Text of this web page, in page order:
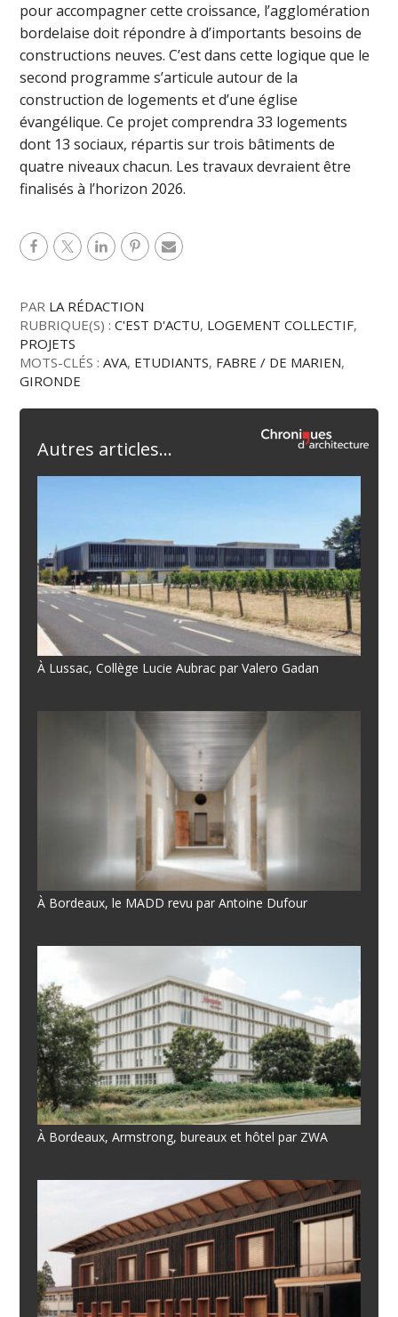
pour accompagner cette croissance, l’agglomération
bordelaise doit répondre à d’importants besoins de
constructions neuves. C’est dans cette logique que le
second programme s’articule autour de la
construction de logements et d’une église
évangélique. Ce projet comprendra 33 logements
dont 13 sociaux, répartis sur trois bâtiments de
quatre niveaux chacun. Les travaux devraient être
finalisés à l’horizon 2026.
PAR LA RÉDACTION
RUBRIQUE(S) :C'EST D'ACTU, LOGEMENT COLLECTIF,
PROJETS
MOTS-CLÉS :AVA, ETUDIANTS, FABRE / DE MARIEN,
GIRONDE
Autres articles...
À Lussac, Collège Lucie Aubrac par Valero Gadan
À Bordeaux, le MADD revu par Antoine Dufour
À Bordeaux, Armstrong, bureaux et hôtel par ZWA